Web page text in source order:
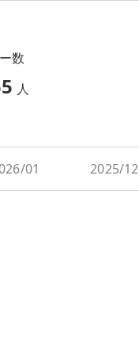
数
人
01 2025/12